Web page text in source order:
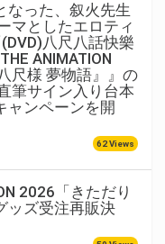
なった、叙火先生
マとしたエロティ
八尺八話快樂
ANIMATION
尺様 夢物語』』の
筆サイン入り台本
ャンペーンを開
62 Views
2026「きただり
ッズ受注再販決